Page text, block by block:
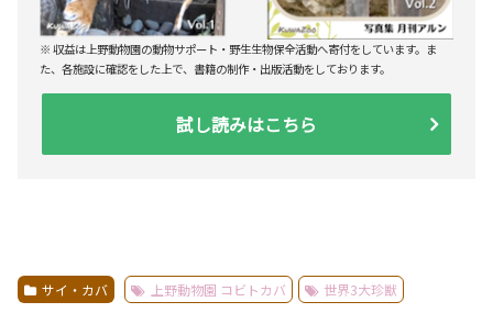
※ 収益は上野動物園の動物サポート・野生生物保全活動へ寄付をしています。ま
た、各施設に確認をした上で、書籍の制作・出版活動をしております。
試し読みはこちら
サイ・カバ 上野動物園 コビトカバ 世界3大珍獣